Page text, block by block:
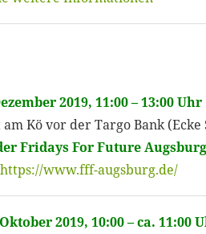
2019, 11:00 – 13:00 Uhr
Kö vor der Targo Bank (Ecke
Fridays For Future Augsburg
https://www.fff-augsburg.de/
2019, 10:00 – ca. 11:00